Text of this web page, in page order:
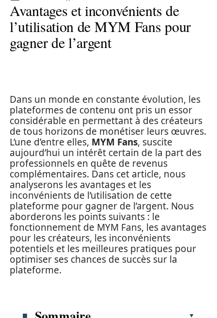
Avantages et inconvénients de
l’utilisation de MYM Fans pour
gagner de l’argent
Dans un monde en constante évolution, les
plateformes de contenu ont pris un essor
considérable en permettant à des créateurs
de tous horizons de monétiser leurs œuvres.
L’une d’entre elles, MYM Fans, suscite
aujourd’hui un intérêt certain de la part des
professionnels en quête de revenus
complémentaires. Dans cet article, nous
analyserons les avantages et les
inconvénients de l’utilisation de cette
plateforme pour gagner de l’argent. Nous
aborderons les points suivants : le
fonctionnement de MYM Fans, les avantages
pour les créateurs, les inconvénients
potentiels et les meilleures pratiques pour
optimiser ses chances de succès sur la
plateforme.